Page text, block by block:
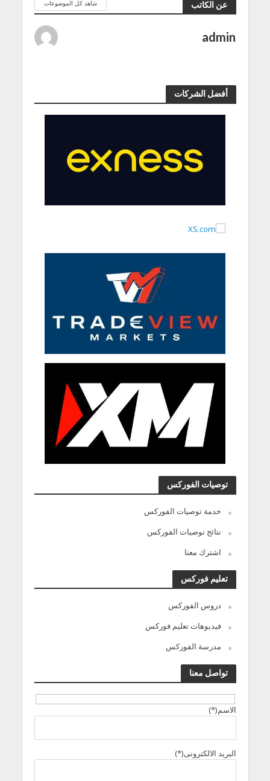
عن الكاتب شاهد كل الموضوعات
admin
أفضل الشركات
توصيات الفوركس
خدمة توصيات الفوركس
نتائج توصيات الفوركس
اشترك معنا
تعليم فوركس
دروس الفوركس
فيديوهات تعليم فوركس
مدرسة الفوركس
تواصل معنا
الاسم(*)
البريد الالكترونى(*)